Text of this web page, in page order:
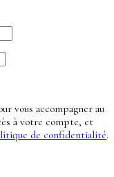
vous accompagner au
à votre compte, et
de confidentialité.